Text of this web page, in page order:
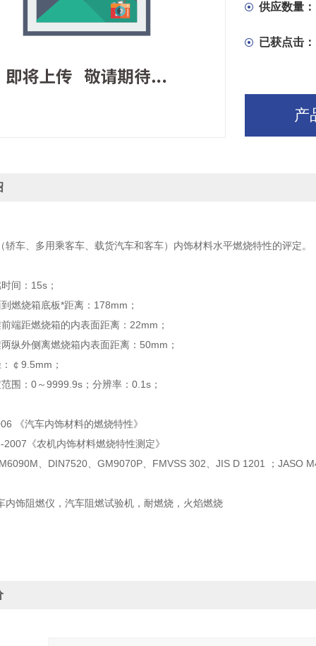
供应数量：
已获点击：
产
轿车、多用乘客车、载货汽车和客车）内饰材料水平燃烧特性的评定。
间：15s；
燃烧箱底板*距离：178mm；
端距燃烧箱的内表面距离：22mm；
纵外侧离燃烧箱内表面距离：50mm；
￠9.5mm；
围：0～9999.9s；分辨率：0.1s；
《汽车内饰材料的燃烧特性》
《农机内饰材料燃烧特性测定》
、DIN7520、GM9070P、FMVSS 302、JIS D 1201 ；JASO
内饰阻燃仪，汽车阻燃试验机，耐燃烧，火焰燃烧